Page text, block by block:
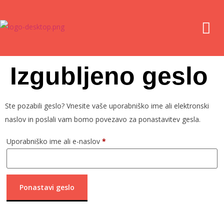
Izgubljeno geslo
Ste pozabili geslo? Vnesite vaše uporabniško ime ali elektronski
naslov in poslali vam bomo povezavo za ponastavitev gesla.
Uporabniško ime ali e-naslov *
Ponastavi geslo